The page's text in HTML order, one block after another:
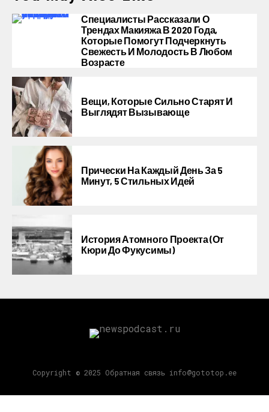
Специалисты Рассказали О
Трендах Макияжа В 2020 Года,
Которые Помогут Подчеркнуть
Свежесть И Молодость В Любом
Возрасте
Вещи, Которые Сильно Старят И
Выглядят Вызывающе
Прически На Каждый День За 5
Минут, 5 Стильных Идей
История Атомного Проекта (от
Кюри До Фукусимы)
Copyright © 2025 Обратная связь info@gototop.ee